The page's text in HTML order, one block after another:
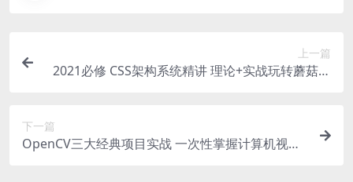
上一篇
2021必修 CSS架构系统精讲 理论+实战玩转蘑菇街
下一篇
OpenCV三大经典项目实战 一次性掌握计算机视觉